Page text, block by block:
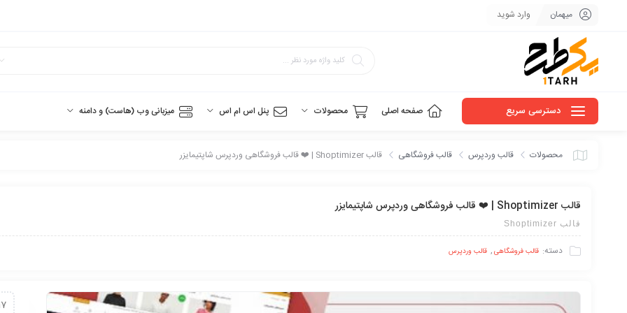
میهمان وارد شوید
دسترسی سریع صفحه اصلی محصولات پنل اس ام اس میزبانی وب (هاست) و دامنه
محصولات قالب وردپرس قالب فروشگاهی قالب Shoptimizer | ❤️ قالب فروشگاهی وردپرس شاپتیمایزر
قالب Shoptimizer | ❤️ قالب فروشگاهی وردپرس شاپتیمایزر
قالب Shoptimizer
دسته: قالب فروشگاهی, قالب وردپرس